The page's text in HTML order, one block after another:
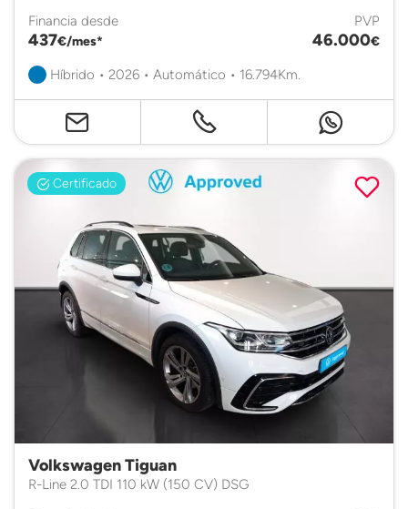
Financia desde
437€/mes*
PVP
46.000€
Híbrido • 2026 • Automático • 16.794Km.
Certificado
Volkswagen Tiguan
R-Line 2.0 TDI 110 kW (150 CV) DSG